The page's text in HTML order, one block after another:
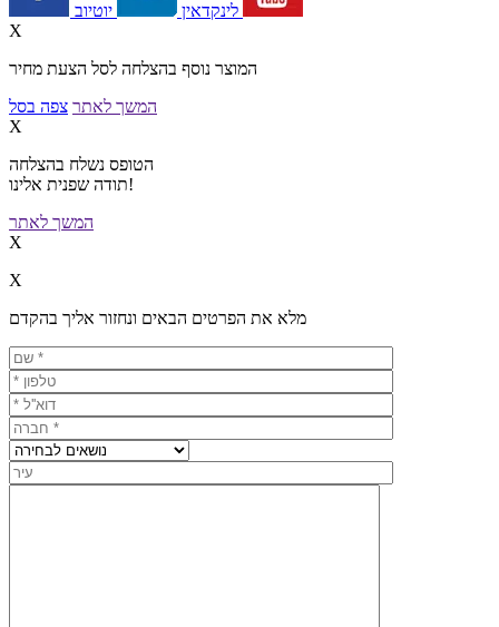
לינקדאין
X
המוצר נוסף בהצלחה לסל הצעת מחיר
המשך לאתר צפה בסל
X
הטופס נשלח בהצלחה
תודה שפנית אלינו!
המשך לאתר
X
X
מלא את הפרטים הבאים ונחזור אליך בהקדם